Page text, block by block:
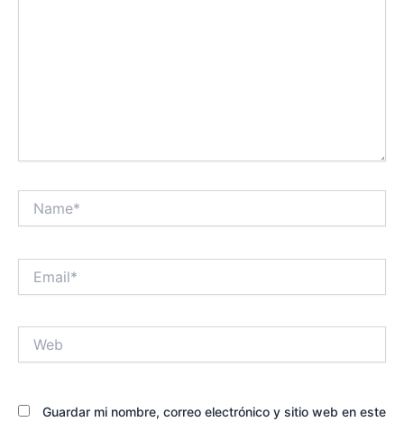
Guardar mi nombre, correo electrónico y sitio web en este